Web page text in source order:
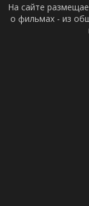
На сайте
о фильмах - из